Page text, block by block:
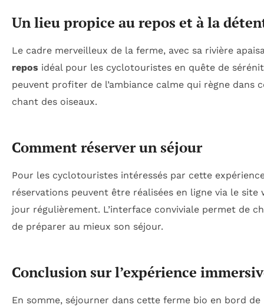
Un lieu propice au repos et à la
Le cadre merveilleux de la ferme, avec sa rivière
repos idéal pour les cyclotouristes en quête de
peuvent profiter de l’ambiance calme qui règne dans
chant des oiseaux.
Comment réserver un séjour
Pour les cyclotouristes intéressés par cette
réservations peuvent être réalisées en ligne via le
jour régulièrement. L’interface conviviale permet de
de préparer au mieux son séjour.
Conclusion sur l’expérience
En somme, séjourner dans cette ferme bio en bord